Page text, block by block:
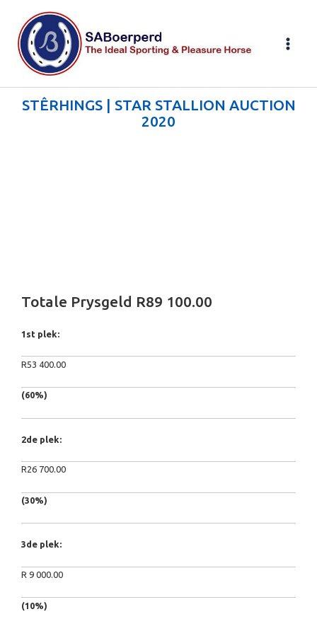
content
STÊRHINGS | STAR STALLION AUCTION
2020
Totale Prysgeld R89 100.00
1st plek:
R53 400.00
(60%)
2de plek:
R26 700.00
(30%)
3de plek:
R 9 000.00
(10%)